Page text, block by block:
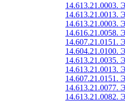
14.613.21.0003.
14.613.21.0013.
14.613.21.0003.
14.616.21.0058.
14.607.21.0151.
14.604.21.0100.
14.613.21.0035.
14.613.21.0013.
14.607.21.0151.
14.613.21.0077.
14.613.21.0082.